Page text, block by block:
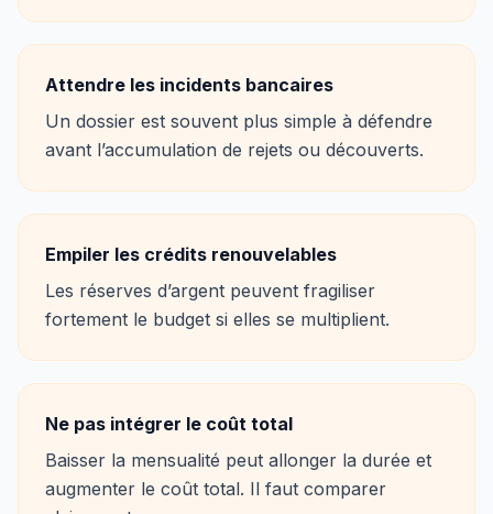
Attendre les incidents bancaires
Un dossier est souvent plus simple à défendre
avant l’accumulation de rejets ou découverts.
Empiler les crédits renouvelables
Les réserves d’argent peuvent fragiliser
fortement le budget si elles se multiplient.
Ne pas intégrer le coût total
Baisser la mensualité peut allonger la durée et
augmenter le coût total. Il faut comparer